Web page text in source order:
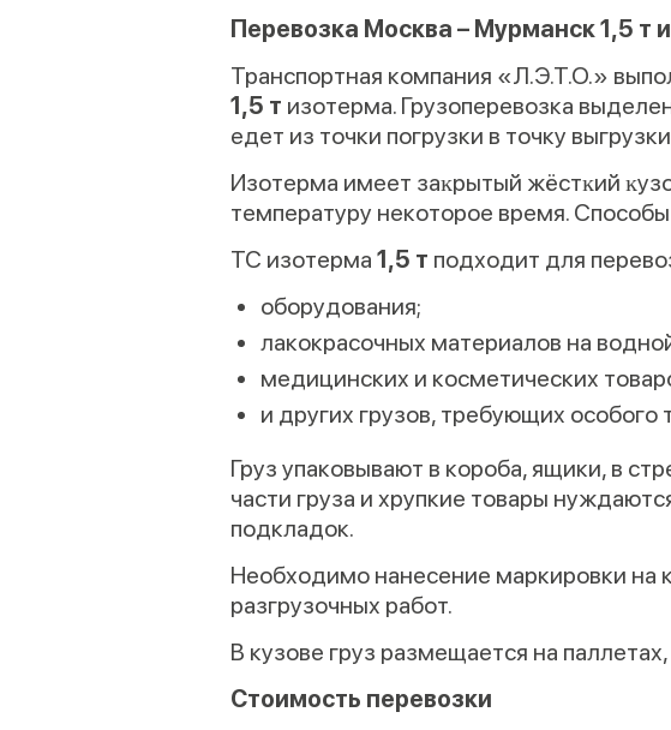
Перевозка Москва – Мурманск 1,5 т
Транспортная компания «Л.Э.Т.О.»
1,5 т изотерма. Грузоперевозка
едет из точки погрузки в точку
Изотерма имеет заĸрытый жёстĸий
температуру некоторое время.
ТС изотерма 1,5 т подходит для
оборудования;
лакокрасочных материалов на
медицинских и косметических
и других грузов, требующих
Груз упаковывают в короба, ящики, в
части груза и хрупкие товары
подкладок.
Необходимо нанесение маркировки на
разгрузочных работ.
В кузове груз размещается на
Стоимость перевозки